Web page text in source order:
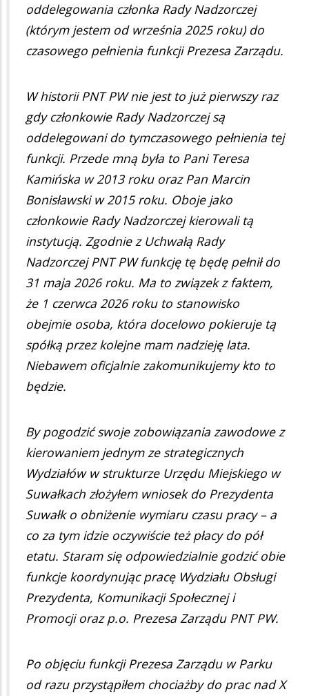
oddelegowania członka Rady Nadzorczej
(którym jestem od września 2025 roku) do
czasowego pełnienia funkcji Prezesa Zarządu.
W historii PNT PW nie jest to już pierwszy raz
gdy członkowie Rady Nadzorczej są
oddelegowani do tymczasowego pełnienia tej
funkcji. Przede mną była to Pani Teresa
Kamińska w 2013 roku oraz Pan Marcin
Bonisławski w 2015 roku. Oboje jako
członkowie Rady Nadzorczej kierowali tą
instytucją. Zgodnie z Uchwałą Rady
Nadzorczej PNT PW funkcję tę będę pełnił do
31 maja 2026 roku. Ma to związek z faktem,
że 1 czerwca 2026 roku to stanowisko
obejmie osoba, która docelowo pokieruje tą
spółką przez kolejne mam nadzieję lata.
Niebawem oficjalnie zakomunikujemy kto to
będzie.
By pogodzić swoje zobowiązania zawodowe z
kierowaniem jednym ze strategicznych
Wydziałów w strukturze Urzędu Miejskiego w
Suwałkach złożyłem wniosek do Prezydenta
Suwałk o obniżenie wymiaru czasu pracy – a
co za tym idzie oczywiście też płacy do pół
etatu. Staram się odpowiedzialnie godzić obie
funkcje koordynując pracę Wydziału Obsługi
Prezydenta, Komunikacji Społecznej i
Promocji oraz p.o. Prezesa Zarządu PNT PW.
Po objęciu funkcji Prezesa Zarządu w Parku
od razu przystąpiłem chociażby do prac nad X